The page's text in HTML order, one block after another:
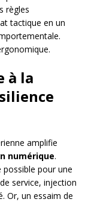
règles
tactique en un
à la
amplifie
numérique.
possible pour une
service, injection
Or, un essaim de